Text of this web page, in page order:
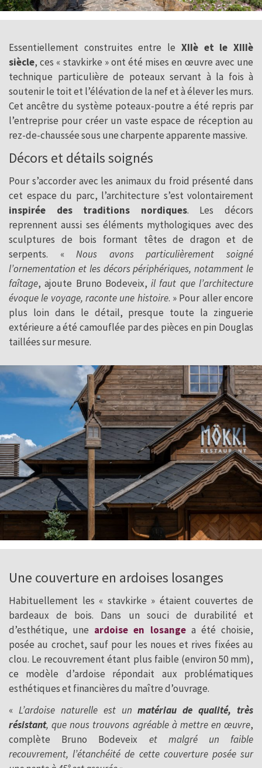
Essentiellement construites entre le XIIè et le XIIIè
siècle, ces « stavkirke » ont été mises en œuvre avec une
technique particulière de poteaux servant à la fois à
soutenir le toit et l’élévation de la nef et à élever les murs.
Cet ancêtre du système poteaux-poutre a été repris par
l’entreprise pour créer un vaste espace de réception au
rez-de-chaussée sous une charpente apparente massive.
Décors et détails soignés
Pour s’accorder avec les animaux du froid présenté dans
cet espace du parc, l’architecture s’est volontairement
inspirée des traditions nordiques. Les décors
reprennent aussi ses éléments mythologiques avec des
sculptures de bois formant têtes de dragon et de
serpents. «Nous avons particulièrement soigné
l’ornementation et les décors périphériques, notamment le
faîtage, ajoute Bruno Bodeveix,il faut que l’architecture
évoque le voyage, raconte une histoire. » Pour aller encore
plus loin dans le détail, presque toute la zinguerie
extérieure a été camouflée par des pièces en pin Douglas
taillées sur mesure.
Une couverture en ardoises losanges
Habituellement les « stavkirke » étaient couvertes de
bardeaux de bois. Dans un souci de durabilité et
d’esthétique, une ardoise en losangea été choisie,
posée au crochet, sauf pour les noues et rives fixées au
clou. Le recouvrement étant plus faible (environ 50 mm),
ce modèle d’ardoise répondait aux problématiques
esthétiques et financières du maître d’ouvrage.
« L’ardoise naturelle est unmatériau de qualité, très
résistant, que nous trouvons agréable à mettre en œuvre,
complète Bruno Bodeveix et malgré un faible
recouvrement, l’étanchéité de cette couverture posée sur